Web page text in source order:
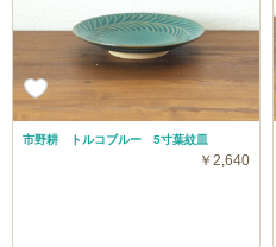
市野耕 トルコブルー 5寸葉紋皿
￥2,640